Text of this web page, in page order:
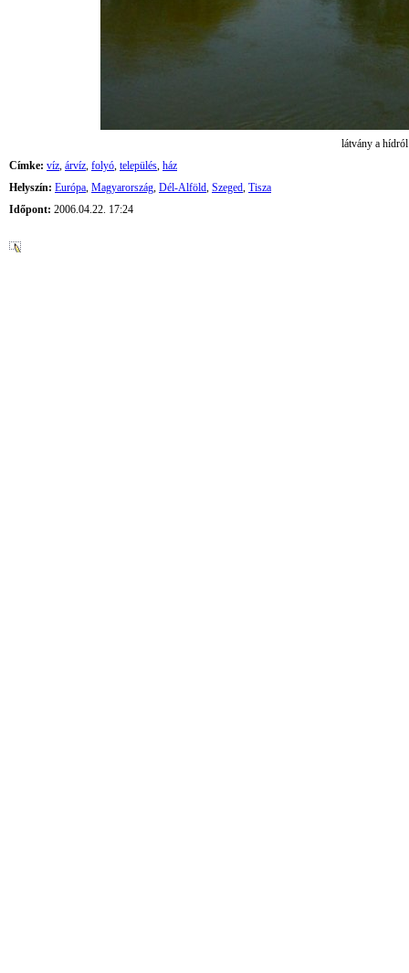
látvány a hídról
Címke: víz, árvíz, folyó, település, ház
Helyszín: Európa, Magyarország, Dél-Alföld, Szeged, Tisza
Időpont: 2006.04.22. 17:24